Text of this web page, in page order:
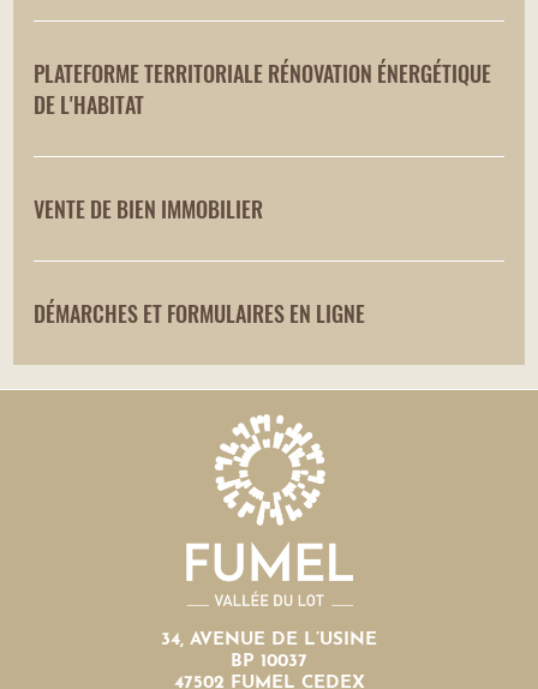
PLATEFORME TERRITORIALE RÉNOVATION ÉNERGÉTIQUE
DE L'HABITAT
VENTE DE BIEN IMMOBILIER
DÉMARCHES ET FORMULAIRES EN LIGNE
34, AVENUE DE L’USINE
BP 10037
47502 FUMEL CEDEX